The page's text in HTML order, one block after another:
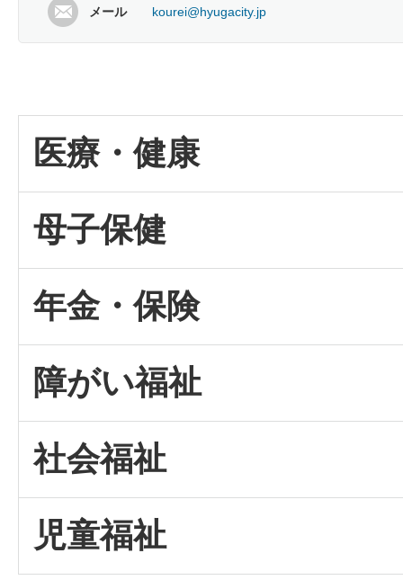
メール kourei@hyugacity.jp
医療・健康
母子保健
年金・保険
障がい福祉
社会福祉
児童福祉